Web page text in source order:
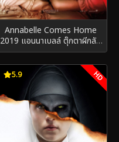
Annabelle Comes Home
2019 แอนนาเบลล์ ตุ๊กตาผีกลับ
บ้าน
5.9 HD